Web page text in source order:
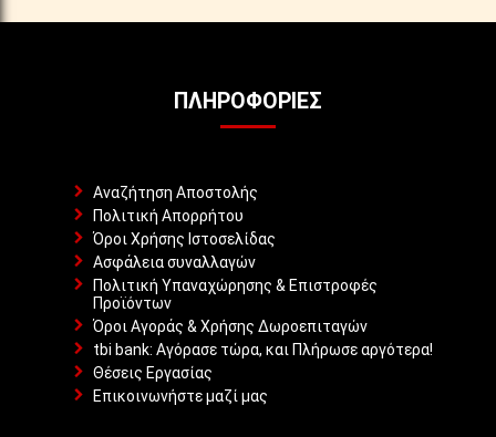
ΠΛΗΡΟΦΟΡΊΕΣ
Αναζήτηση Αποστολής
Πολιτική Απορρήτου
Όροι Χρήσης Ιστοσελίδας
Ασφάλεια συναλλαγών
Πολιτική Υπαναχώρησης & Επιστροφές
Προϊόντων
Όροι Αγοράς & Χρήσης Δωροεπιταγών
tbi bank: Αγόρασε τώρα, και Πλήρωσε αργότερα!
Θέσεις Εργασίας
Επικοινωνήστε μαζί μας